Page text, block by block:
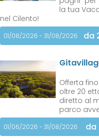
la tua
nel Cilento!
01/08/2026 - 31/08/2026 da
Offerta
oltre 20
diretto al
parco
01/06/2026 - 31/08/2026 da